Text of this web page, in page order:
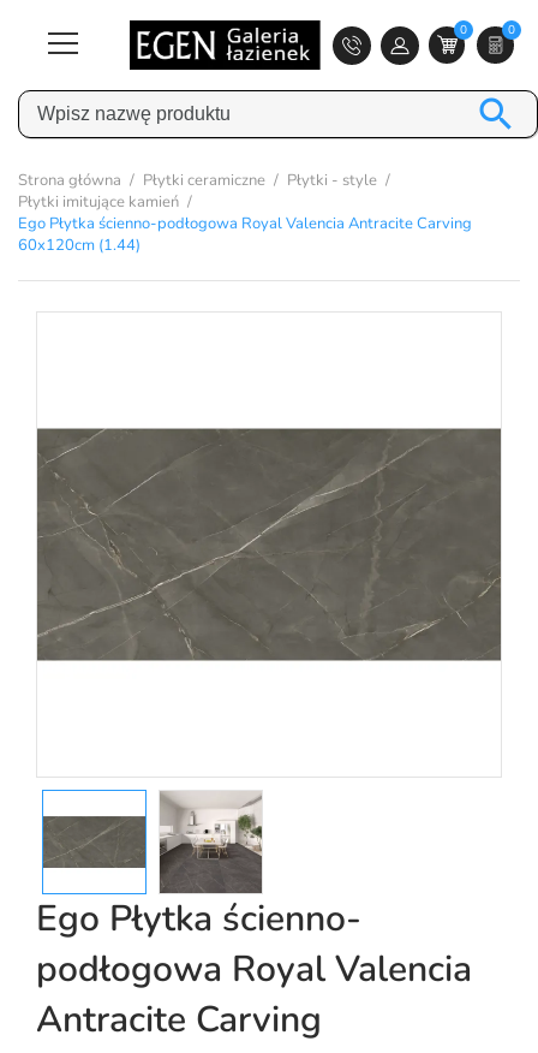
0 0

Strona główna Płytki ceramiczne
Płytki - style
Płytki imitujące kamień
Ego Płytka ścienno-podłogowa Royal Valencia Antracite Carving
60x120cm (1.44)
Ego Płytka ścienno-
podłogowa Royal Valencia
Antracite Carving